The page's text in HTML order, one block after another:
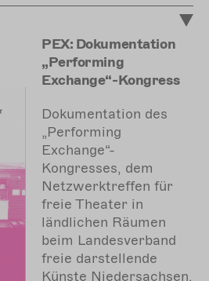
PEX: Dokumentation
„Performing
Exchange“-Kongress
Dokumentation des
„Performing
Exchange“-
Kongresses, dem
Netzwerktreffen für
freie Theater in
ländlichen Räumen
beim Landesverband
freie darstellende
Künste Niedersachsen.